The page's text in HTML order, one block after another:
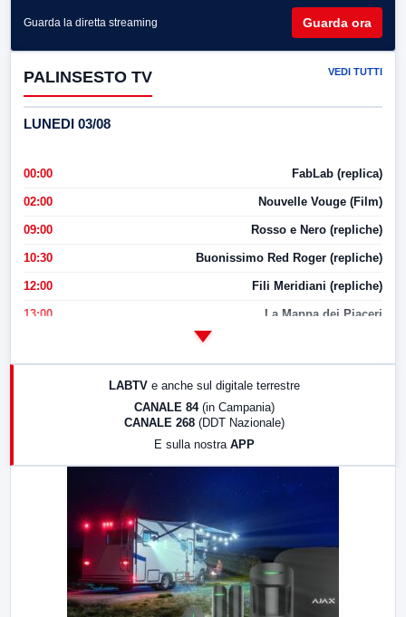
Guarda la diretta streaming Guarda ora
PALINSESTO TV VEDI TUTTI
LUNEDI 03/08
00:00 FabLab (replica)
02:00 Nouvelle Vouge (Film)
09:00 Rosso e Nero (repliche)
10:30 Buonissimo Red Roger (repliche)
12:00 Fili Meridiani (repliche)
13:00 La Mappa dei Piaceri
LABTV e anche sul digitale terrestre
CANALE 84 (in Campania)
CANALE 268 (DDT Nazionale)
E sulla nostra APP